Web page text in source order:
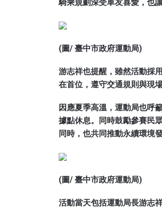
騎乘規劃深受車友喜愛，也
(圖/ 臺中市政府運動局)
游志祥也提醒，雖然活動採
在首位，遵守交通規則與現
因應夏季高溫，運動局也呼
據點休息。同時鼓勵參賽民
同時，也共同推動永續環境發
(圖/ 臺中市政府運動局)
活動當天包括運動局長游志